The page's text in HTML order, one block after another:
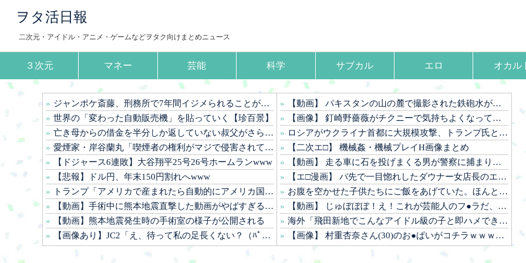
ヲタ活日報
二次元・アイドル・アニメ・ゲームなどヲタク向けまとめニュース
３次元 マネー 芸能 科学 サブカル エロ オカル
ジャンポケ斎藤、刑務所で7年間イジメられることが確定
世界の「変わった自動販売機」を貼っていく【珍百景】
亡き母からの借金を半分しか返していない叔父がさらに金を貸してほしいと訪ねてきた。完済するまで貸せないと断ると…
愛煙家・岸谷蘭丸「喫煙者の権利がマジで侵害されてる」 「いくら税金を我々が払ってるんだと」
【ドジャース6連敗】大谷翔平25号26号ホームランwww
【悲報】ドル円、年末150円割れへwww
トランプ「アメリカで産まれたら自動的にアメリカ国籍を付与するのをやめる！」
【動画】手術中に熊本地震直撃した動画がやばすぎると話題に・・・
【動画】熊本地震発生時の手術室の様子が公開される
【画像あり】JC2「え、待って私の足長くない？（ﾊﾟｼｬﾘwww)⇒
【動画】 パキスタンの山の麓で撮影された鉄砲水が地獄すぎる。
【画像】 釘崎野薔薇がチクニーで気持ちよくなってるエ□画像
ロシアがウクライナ首都に大規模攻撃、トランプ氏とゼレンスキー氏の和平交渉前に
【二次エ□】 機械姦・機械プレイH画像まとめ
【動画】 走る車に石を投げまくる男が警察に捕まりボコボコにされる
【エ□漫画】 バ先で一目惚れしたダウナー女店長のエ●チなサービスで給料0円…！弱点チクビ責めでイカせまくってわからせる…！
お腹を空かせた子供たちにご飯をあげていた。ほんと助かるわ、どうもありがとう → 母親はこんな様子です…
【動画】 じゅぼぼぼ！え！これが芸能人のフ●ラだ、綺麗な顔とお口でこんなことしているだ 笑
海外「飛田新地でこんなアイドル級の子と即ハメできるのかよ」⇒ 晒された無修正動画がコチラ
【画像】 村重杏奈さん(30)のお●ぱいがコチラｗｗｗｗｗｗｗｗｗｗｗｗ